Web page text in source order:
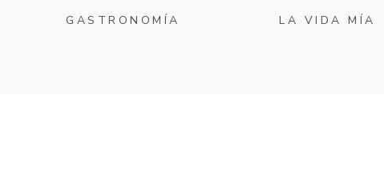
GASTRONOMÍA LA VIDA MÍA